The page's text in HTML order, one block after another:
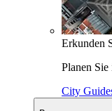
Erkunden
Planen
City